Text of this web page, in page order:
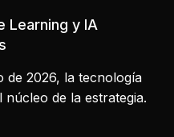
Learning y IA
de 2026, la tecnología
de la estrategia.